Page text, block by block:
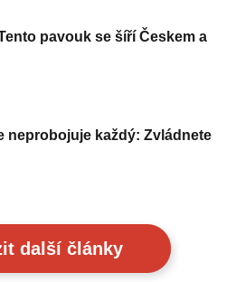
pavouk se šíří Českem a
neprobojuje každý: Zvládnete
další články